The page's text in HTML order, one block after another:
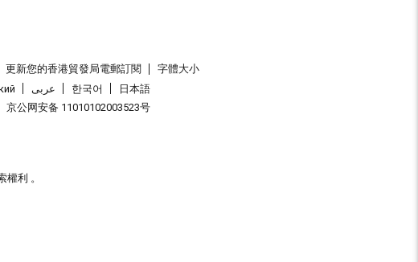
更新您的香港貿發局電郵訂閱
字體大小
عربى 한국어
日本語
京公网安备 11010102003523号
利 。